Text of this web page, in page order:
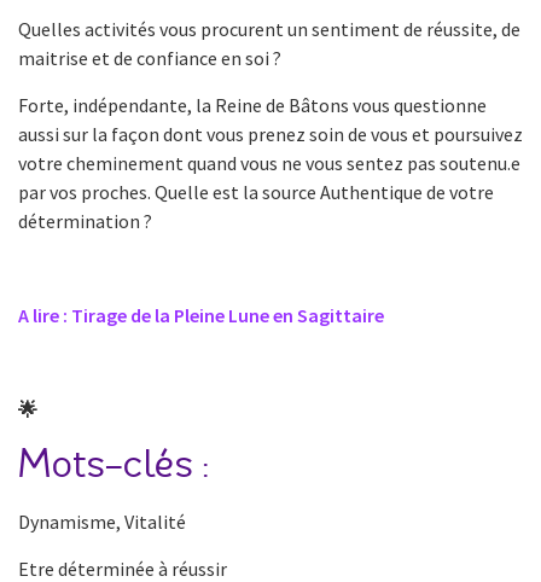
Quelles activités vous procurent un sentiment de réussite, de
maitrise et de confiance en soi ?
Forte, indépendante, la Reine de Bâtons vous questionne
aussi sur la façon dont vous prenez soin de vous et poursuivez
votre cheminement quand vous ne vous sentez pas soutenu.e
par vos proches. Quelle est la source Authentique de votre
détermination ?
A lire : Tirage de la Pleine Lune en Sagittaire
🌟
Mots-clés :
Dynamisme, Vitalité
Etre déterminée à réussir